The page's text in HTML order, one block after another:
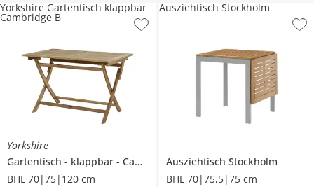
Yorkshire
Gartentisch
klappbar
Cambridge B
BHL 70|75|120 cm
Yorkshire Gartentisch klappbar
Cambridge B
Ausziehtisch Stockholm
BHL 70|75,5|75 cm
Ausziehtisch Stockholm